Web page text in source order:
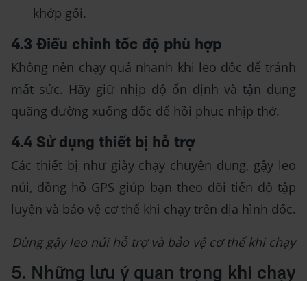
khớp gối.
4.3 Điều chỉnh tốc độ phù hợp
Không nên chạy quá nhanh khi leo dốc để tránh
mất sức. Hãy giữ nhịp độ ổn định và tận dụng
quãng đường xuống dốc để hồi phục nhịp thở.
4.4 Sử dụng thiết bị hỗ trợ
Các thiết bị như giày chạy chuyên dụng, gậy leo
núi, đồng hồ GPS giúp bạn theo dõi tiến độ tập
luyện và bảo vệ cơ thể khi chạy trên địa hình dốc.
Dùng gậy leo núi hỗ trợ và bảo vệ cơ thể khi chạy
5. Những lưu ý quan trọng khi chạy